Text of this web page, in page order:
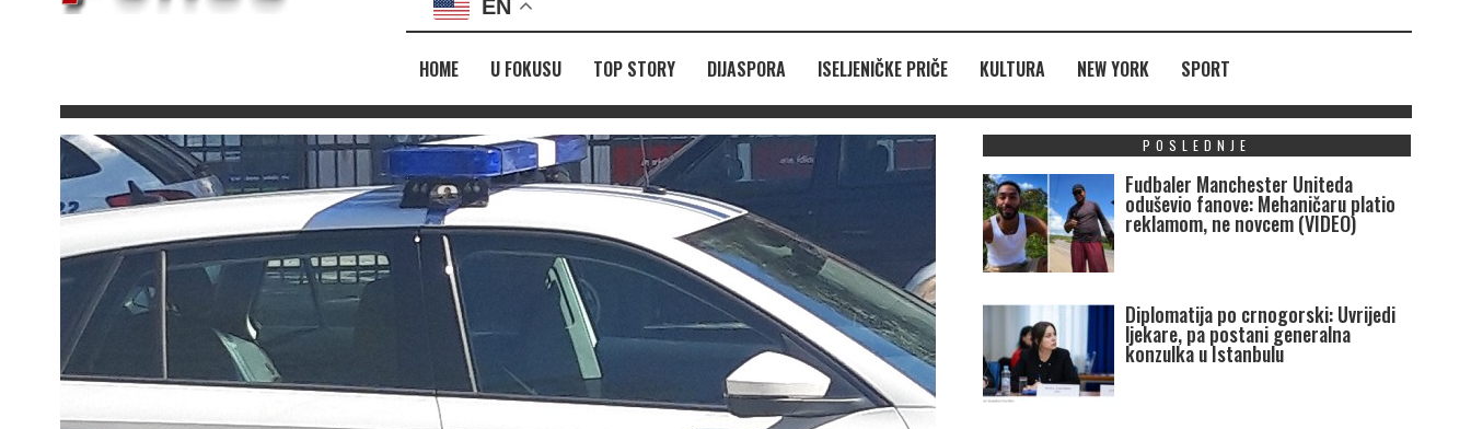
EN
HOME U FOKUSU TOP STORY DIJASPORA ISELJENIČKE PRIČE KULTURA NEW YORK SPORT
POSLEDNJE
Fudbaler Manchester Uniteda
oduševio fanove: Mehaničaru platio
reklamom, ne novcem (VIDEO)
Diplomatija po crnogorski: Uvrijedi
ljekare, pa postani generalna
konzulka u Istanbulu